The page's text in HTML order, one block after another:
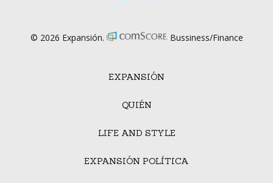
EXPANSIÓN
QUIÉN
LIFE AND STYLE
EXPANSIÓN POLÍTICA
© 2026 Expansión. Bussiness/Finance